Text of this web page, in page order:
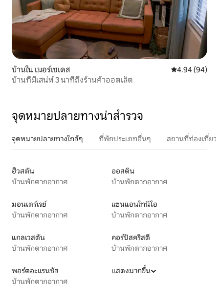
บ้านใน เมอร์เซเดส คะแนนเฉลี่ย
4.94 (94)
บ้านที่มีเสน่ห์ 3 นาทีถึงร้านค้าออตเล็ต
จุดหมายปลายทางน่าสำรวจ
จุดหมายปลายทางใกล้ๆ ที่พักประเภทอื่นๆ สถานที่ท่องเที่ย
ฮิวสตัน
บ้านพักตากอากาศ
ออสติน
บ้านพักตากอากาศ
มอนเตร์เรย์
บ้านพักตากอากาศ
แซนแอนโทนีโอ
บ้านพักตากอากาศ
แกลเวสตัน
บ้านพักตากอากาศ
คอร์ปัสคริสตี
บ้านพักตากอากาศ
พอร์ตอะแรนซัส
บ้านพักตากอากาศ
แสดงมากขึ้น